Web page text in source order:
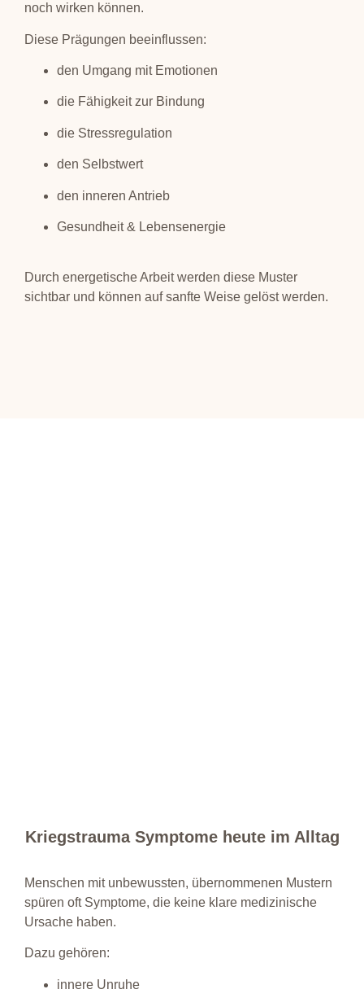
noch wirken können.
Diese Prägungen beeinflussen:
den Umgang mit Emotionen
die Fähigkeit zur Bindung
die Stressregulation
den Selbstwert
den inneren Antrieb
Gesundheit & Lebensenergie
Durch energetische Arbeit werden diese Muster
sichtbar und können auf sanfte Weise gelöst werden.
Kriegstrauma Symptome heute im Alltag
Menschen mit unbewussten, übernommenen Mustern
spüren oft Symptome, die keine klare medizinische
Ursache haben.
Dazu gehören:
innere Unruhe